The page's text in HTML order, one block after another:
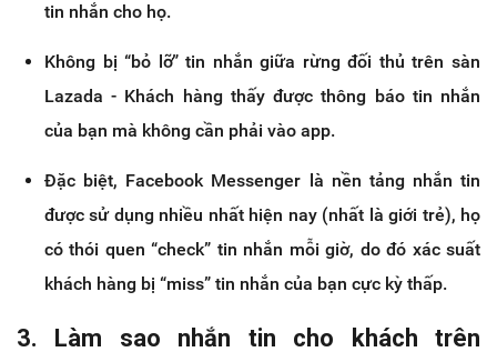
tin nhắn cho họ.
Không bị “bỏ lỡ” tin nhắn giữa rừng đối thủ trên sàn
Lazada - Khách hàng thấy được thông báo tin nhắn
của bạn mà không cần phải vào app.
Đặc biệt, Facebook Messenger là nền tảng nhắn tin
được sử dụng nhiều nhất hiện nay (nhất là giới trẻ), họ
có thói quen “check” tin nhắn mỗi giờ, do đó xác suất
khách hàng bị “miss” tin nhắn của bạn cực kỳ thấp.
3. Làm sao nhắn tin cho khách trên